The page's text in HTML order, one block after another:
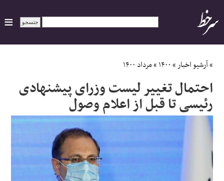
ایران
سیاسی
اقتصاد
»آرشیو اخبار»۱۴۰۰»مرداد ۱۴۰۰
احتمال تغییر لیست وزرای پیشنهادی
رئیسی تا قبل از اعلام وصول